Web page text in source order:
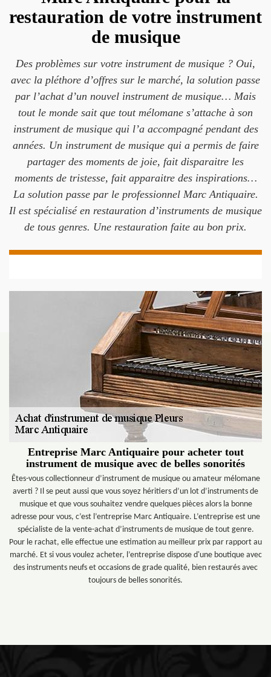
restauration de votre instrument
de musique
Des problèmes sur votre instrument de musique ? Oui,
avec la pléthore d’offres sur le marché, la solution passe
par l’achat d’un nouvel instrument de musique… Mais
tout le monde sait que tout mélomane s’attache à son
instrument de musique qui l’a accompagné pendant des
années. Un instrument de musique qui a permis de faire
partager des moments de joie, fait disparaitre les
moments de tristesse, fait apparaitre des inspirations…
La solution passe par le professionnel Marc Antiquaire.
Il est spécialisé en restauration d’instruments de musique
de tous genres. Une restauration faite au bon prix.
Entreprise Marc Antiquaire pour acheter tout
instrument de musique avec de belles sonorités
Êtes-vous collectionneur d’instrument de musique ou amateur mélomane
averti ? Il se peut aussi que vous soyez héritiers d’un lot d’instruments de
musique et que vous souhaitez vendre quelques pièces alors la bonne
adresse pour vous, c’est l’entreprise Marc Antiquaire. L’entreprise est une
spécialiste de la vente-achat d’instruments de musique de tout genre.
Pour le rachat, elle effectue une estimation au meilleur prix par rapport au
marché. Et si vous voulez acheter, l’entreprise dispose d'une boutique avec
des instruments neufs et occasions de grade qualité, bien restaurés avec
toujours de belles sonorités.